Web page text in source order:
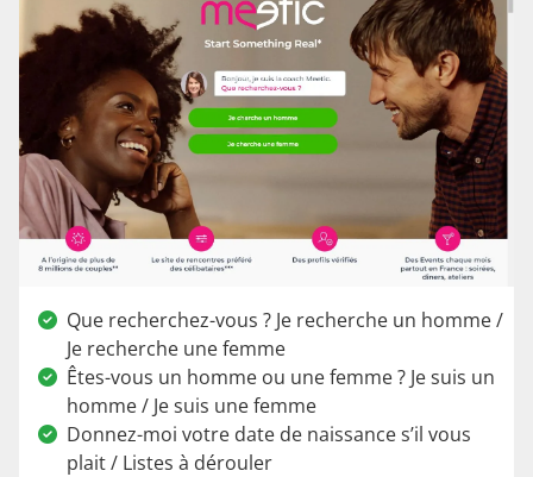
Que recherchez-vous ? Je recherche un homme /
Je recherche une femme
Êtes-vous un homme ou une femme ? Je suis un
homme / Je suis une femme
Donnez-moi votre date de naissance s’il vous
plait / Listes à dérouler